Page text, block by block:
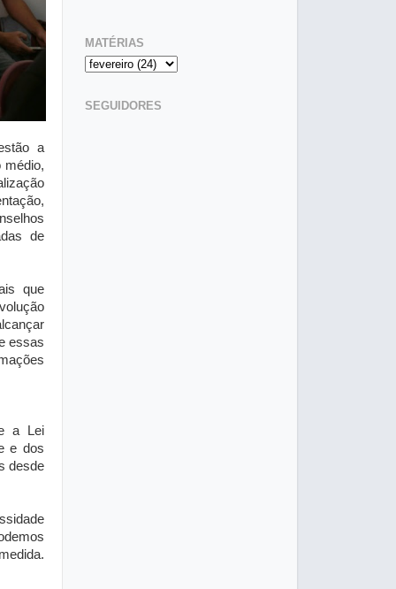
a
médio,
de
que
essas
a Lei
e dos
desde
MATÉRIAS
SEGUIDORES